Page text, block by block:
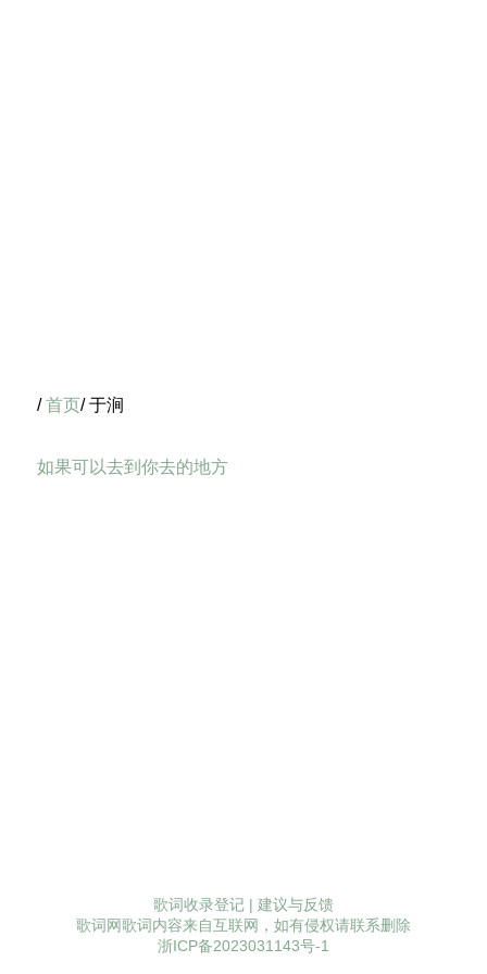
/首页/ 于涧
如果可以去到你去的地方
歌词收录登记 | 建议与反馈
歌词网歌词内容来自互联网，如有侵权请联系删除
浙ICP备2023031143号-1